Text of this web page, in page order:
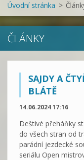
Úvodní stránka >
ČLÁNKY
SAJDY A
BLÁTĚ
14.06.2024 17:16
Deštivé přeháňky
do všech stran od
parádní jezdecké
seriálu Open